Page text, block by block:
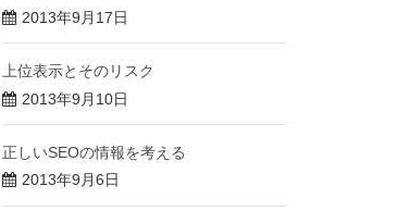
2013年9月17日
上位表示とそのリスク
2013年9月10日
正しいSEOの情報を考える
2013年9月6日